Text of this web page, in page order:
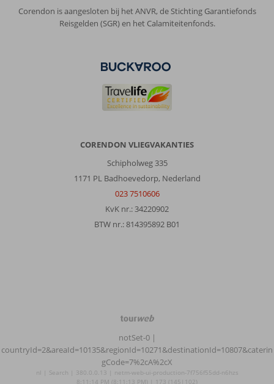
Corendon is aangesloten bij het ANVR, de Stichting Garantiefonds
Reisgelden (SGR) en het Calamiteitenfonds.
CORENDON VLIEGVAKANTIES
Schipholweg 335
1171 PL Badhoevedorp, Nederland
023 7510606
KvK nr.: 34220902
BTW nr.: 814395892 B01
TourWeb
©
NetMatch
notSet-0 |
countryId=2&areaId=10135&regionId=10271&destinationId=10807&caterin
gCode=7%2cA%2cX
nl | Search | 380.0.0.13 | netm-web-ui-production-7f756f55dd-n6hzs
8:11:14 PM (8:11:13 PM) | 173 (145|102)